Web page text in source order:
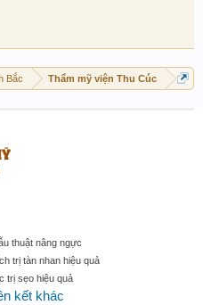
Bắc Thẩm mỹ viện Thu Cúc
thuật nâng ngực
trị tàn nhan hiệu quả
trị sẹo hiệu quả
kết khác